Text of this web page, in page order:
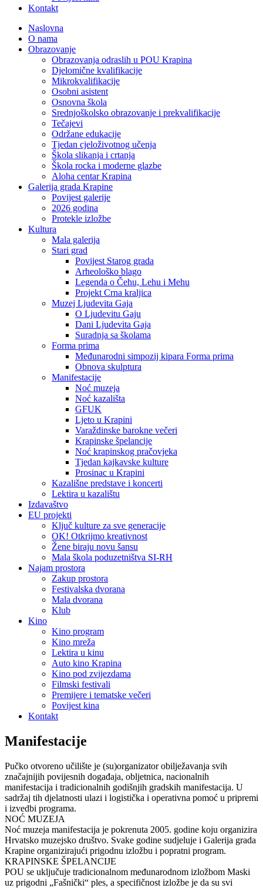
Kontakt
Naslovna
O nama
Obrazovanje
Obrazovanja odraslih u POU Krapina
Djelomične kvalifikacije
Mikrokvalifikacije
Osobni asistent
Osnovna škola
Srednjoškolsko obrazovanje i prekvalifikacije
Tečajevi
Održane edukacije
Tjedan cjeloživotnog učenja
Škola slikanja i crtanja
Škola rocka i moderne glazbe
Aloha centar Krapina
Galerija grada Krapine
Povijest galerije
2026 godina
Protekle izložbe
Kultura
Mala galerija
Stari grad
Povijest Starog grada
Arheološko blago
Legenda o Čehu, Lehu i Mehu
Projekt Crna kraljica
Muzej Ljudevita Gaja
O Ljudevitu Gaju
Dani Ljudevita Gaja
Suradnja sa školama
Forma prima
Međunarodni simpozij kipara Forma prima
Obnova skulptura
Manifestacije
Noć muzeja
Noć kazališta
GFUK
Ljeto u Krapini
Varaždinske barokne večeri
Krapinske špelancije
Noć krapinskog pračovjeka
Tjedan kajkavske kulture
Prosinac u Krapini
Kazališne predstave i koncerti
Lektira u kazalištu
Izdavaštvo
EU projekti
Ključ kulture za sve generacije
OK! Otkrijmo kreativnost
Žene biraju novu šansu
Mala škola poduzetništva SI-RH
Najam prostora
Zakup prostora
Festivalska dvorana
Mala dvorana
Klub
Kino
Kino program
Kino mreža
Lektira u kinu
Auto kino Krapina
Kino pod zvijezdama
Filmski festivali
Premijere i tematske večeri
Povijest kina
Kontakt
Manifestacije
Pučko otvoreno učilište je (su)organizator obilježavanja svih
značajnijih povijesnih događaja, obljetnica, nacionalnih
manifestacija i tradicionalnih godišnjih gradskih manifestacija. U
sadržaj tih djelatnosti ulazi i logistička i operativna pomoć u pripremi
i izvedbi programa.
NOĆ MUZEJA
Noć muzeja manifestacija je pokrenuta 2005. godine koju organizira
Hrvatsko muzejsko društvo. Svake godine sudjeluje i Galerija grada
Krapine organizirajući prigodnu izložbu i popratni program.
KRAPINSKE ŠPELANCIJE
POU se uključuje tradicionalnom međunarodnom izložbom Maski
uz prigodni „Fašnički“ ples, a specifičnost izložbe je da su svi